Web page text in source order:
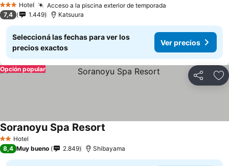
3 Estrellas
Hotel Acceso a la piscina exterior de temporada
7,4 1.449 Katsuura
Seleccioná las fechas para ver los
precios exactos
Ver precios
Compartir
Opción popular
2 Estrellas
Hotel
Soranoyu Spa Resort
8,4 Muy bueno 2.849 Shibayama